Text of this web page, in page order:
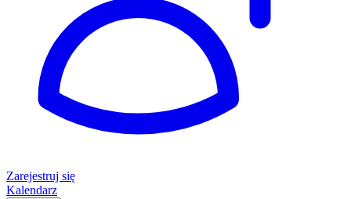
Zarejestruj się
Kalendarz